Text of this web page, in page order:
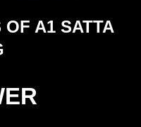
OF A1 SATTA